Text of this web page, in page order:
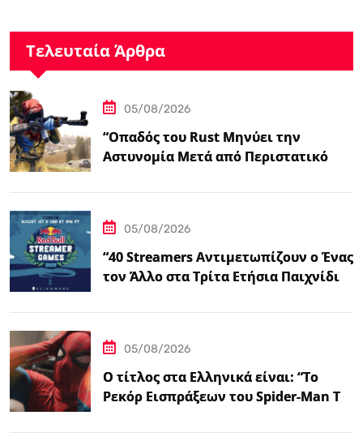
Τελευταία Άρθρα
05/08/2026
“Οπαδός του Rust Μηνύει την
Αστυνομία Μετά από Περιστατικό
Παραπληγικό”
05/08/2026
“40 Streamers Αντιμετωπίζουν ο Ένας
τον Άλλο στα Τρίτα Ετήσια Παιχνίδια
05/08/2026
Ο τίτλος στα Ελληνικά είναι: “Το
Ρεκόρ Εισπράξεων του Spider-Man Το